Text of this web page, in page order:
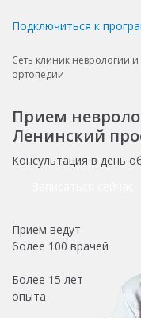
Подключиться к
Сеть клиник неврологии и
ортопедии
Прием
Ленинский
Консультация в день
Прием ведут
более 100 врачей
Более 15 лет
опыта